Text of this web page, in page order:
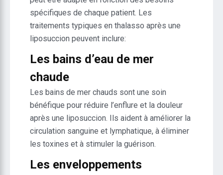
spécifiques de chaque patient. Les
traitements typiques en thalasso après une
liposuccion peuvent inclure:
Les bains d’eau de mer
chaude
Les bains de mer chauds sont une soin
bénéfique pour réduire l’enflure et la douleur
après une liposuccion. Ils aident à améliorer la
circulation sanguine et lymphatique, à éliminer
les toxines et à stimuler la guérison.
Les enveloppements